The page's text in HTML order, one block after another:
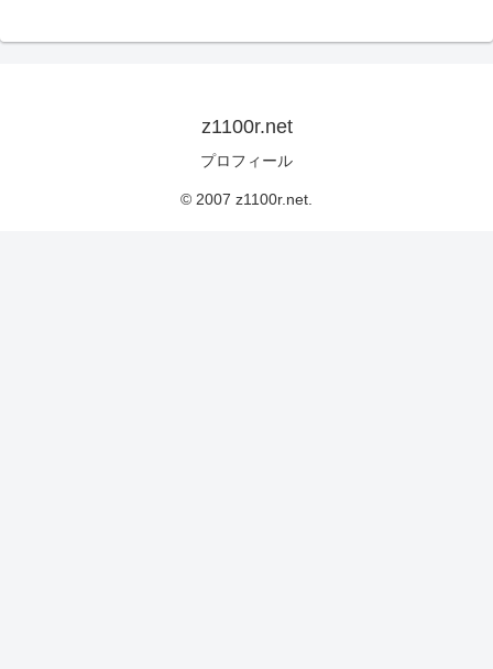
z1100r.net
プロフィール
© 2007 z1100r.net.